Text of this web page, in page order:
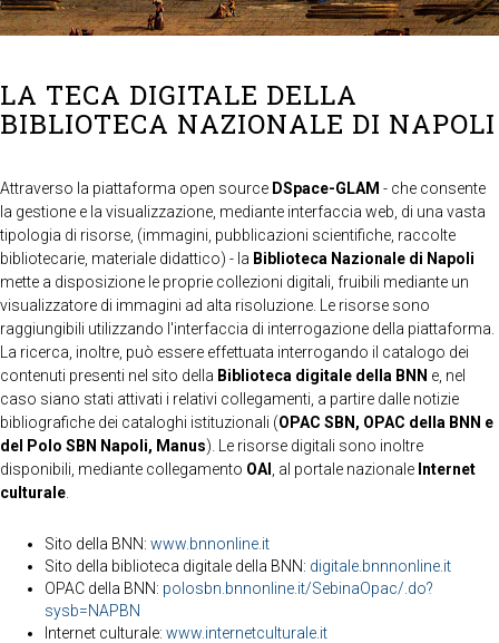
LA TECA DIGITALE DELLA
BIBLIOTECA NAZIONALE DI NAPOLI
Attraverso la piattaforma open source DSpace-GLAM - che consente
la gestione e la visualizzazione, mediante interfaccia web, di una vasta
tipologia di risorse, (immagini, pubblicazioni scientifiche, raccolte
bibliotecarie, materiale didattico) - la Biblioteca Nazionale di Napoli
mette a disposizione le proprie collezioni digitali, fruibili mediante un
visualizzatore di immagini ad alta risoluzione. Le risorse sono
raggiungibili utilizzando l'interfaccia di interrogazione della piattaforma.
La ricerca, inoltre, può essere effettuata interrogando il catalogo dei
contenuti presenti nel sito della Biblioteca digitale della BNN e, nel
caso siano stati attivati i relativi collegamenti, a partire dalle notizie
bibliografiche dei cataloghi istituzionali (OPAC SBN, OPAC della BNN e
del Polo SBN Napoli, Manus). Le risorse digitali sono inoltre
disponibili, mediante collegamento OAI , al portale nazionale Internet
culturale
Sito della BNN: www.bnnonline.it
Sito della biblioteca digitale della BNN: digitale.bnnnonline.it
OPAC della BNN: polosbn.bnnonline.it/SebinaOpac/.do?
sysb=NAPBN
Internet culturale: www.internetculturale.it